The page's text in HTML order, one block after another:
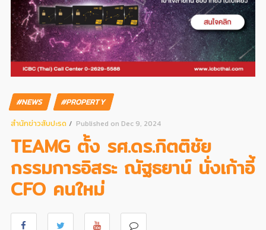
#NEWS
#PROPERTY
สํานักข่าวสับปะรด
Published on Dec 9, 2024
TEAMG ตั้ง รศ.ดร.กิตติชัย
กรรมการอิสระ ณัฐธยาน์ นั่งเก้าอี้
CFO คนใหม่